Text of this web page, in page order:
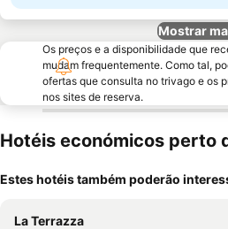
Mostrar
Os preços e a disponibilidade que
mudam frequentemente. Como tal,
ofertas que consulta no trivago e os
nos sites de reserva.
Hotéis económicos perto
Estes hotéis também poderão
La Terrazza